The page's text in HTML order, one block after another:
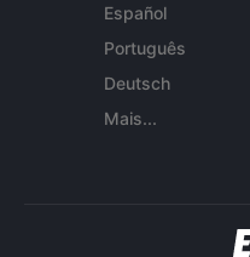
Español
Português
Deutsch
Mais...